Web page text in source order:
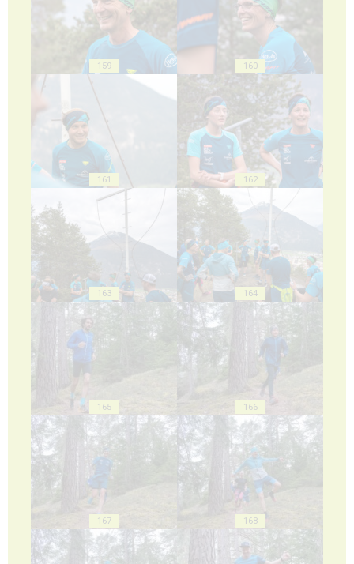
159 160
161 162
163 164
165 166
167 168